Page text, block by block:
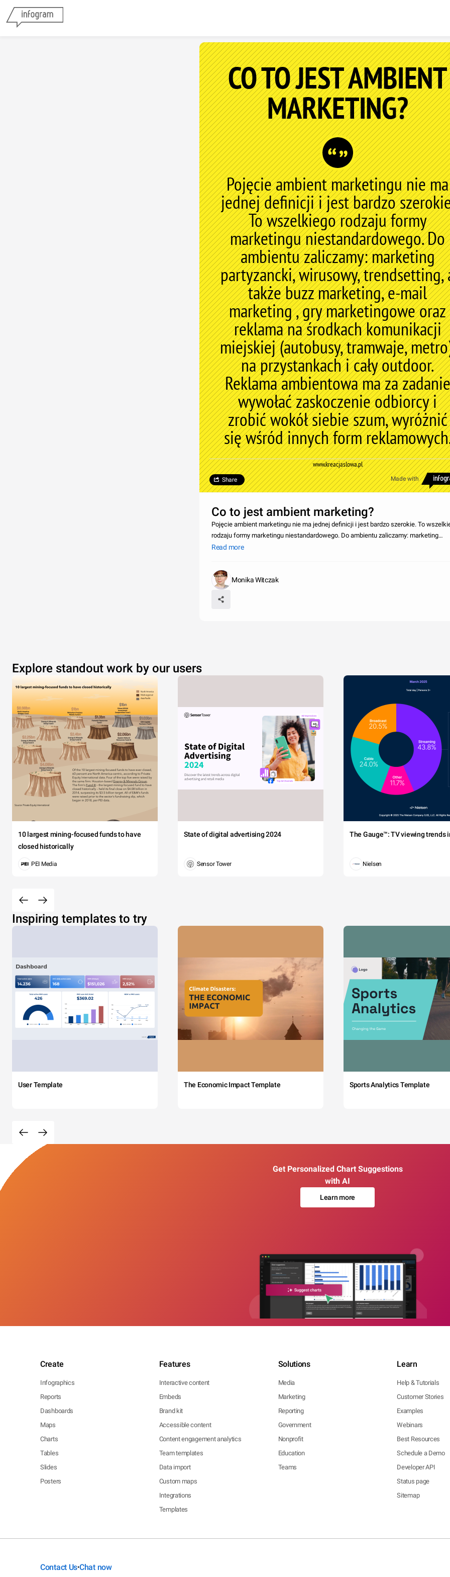
CO TO JEST AMBIENT
MARKETING?
Pojęcie ambient marketingu nie ma
jednej definicji i jest bardzo
To wszelkiego rodzaju formy
marketingu niestandardowego. Do
ambientu zaliczamy: marketing
partyzancki, wirusowy, trendsetting,
także buzz marketing, e-mail
marketing , gry marketingowe oraz
reklama na środkach komunikacji
miejskiej (autobusy, tramwaje,
na przystankach i cały outdoor.
Reklama ambientowa ma za zadanie
wywołać zaskoczenie odbiorcy i
zrobić wokół siebie szum, wyróżnić
się wśród innych form
www.kreacjaslowa.pl
Made with
Share
Co to jest ambient marketing?
Pojęcie ambient marketingu nie ma jednej definicji i jest bardzo szerokie. To
rodzaju formy marketingu niestandardowego. Do ambientu zaliczamy: marketing
partyzancki, wirusowy, trendsetting, a także buzz marketing, e-mail marketing , gry
Read more
Monika Witczak
Explore standout work by our users
10 largest mining-focused funds to have
closed historically
PEI Media
State of digital advertising 2024
Sensor Tower
The Gauge™: TV viewing trends
Nielsen
Inspiring templates to try
User Template The Economic Impact Template Sports Analytics Template
Get Personalized Chart Suggestions
with AI
Learn more
Create
Infographics
Reports
Dashboards
Maps
Charts
Tables
Slides
Posters
Features
Interactive content
Embeds
Brand kit
Accessible content
Content engagement analytics
Team templates
Data import
Custom maps
Integrations
Templates
Solutions
Media
Marketing
Reporting
Government
Nonprofit
Education
Teams
Learn
Help & Tutorials
Customer Stories
Examples
Webinars
Best Resources
Schedule a Demo
Developer API
Status page
Sitemap
Contact Us•Chat now